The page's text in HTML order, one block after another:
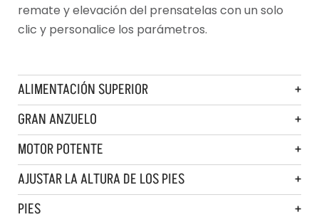
remate y elevación del prensatelas con un solo
clic y personalice los parámetros.
ALIMENTACIÓN SUPERIOR
GRAN ANZUELO
MOTOR POTENTE
AJUSTAR LA ALTURA DE LOS PIES
PIES